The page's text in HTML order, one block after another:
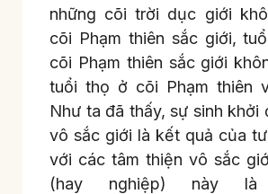
những cõi trời dục giới
cõi Phạm thiên sắc giới,
cõi Phạm thiên sắc giới
tuổi thọ ở cõi Phạm thiên
Như ta đã thấy, sự sinh khởi
vô sắc giới là kết quả của
với các tâm thiện vô sắc
(hay nghiệp) này